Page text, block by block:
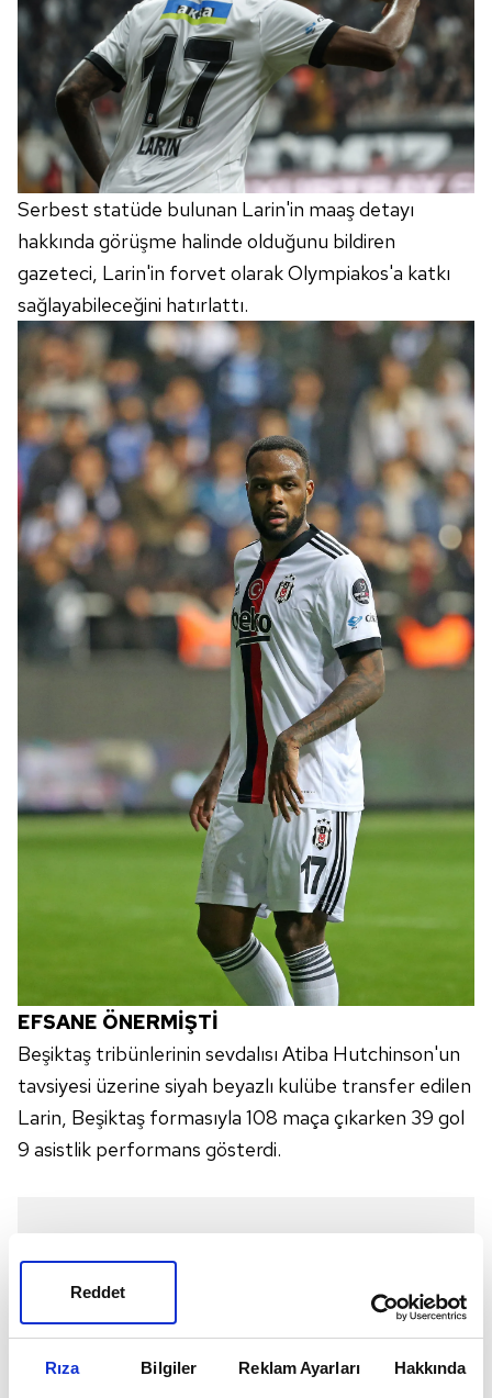
Rıza Bilgiler Reklam Ayarları Hakkında
Reddet
Serbest statüde bulunan Larin'in maaş detayı
hakkında görüşme halinde olduğunu bildiren
gazeteci, Larin'in forvet olarak Olympiakos'a katkı
sağlayabileceğini hatırlattı.
EFSANE ÖNERMİŞTİ
Beşiktaş tribünlerinin sevdalısı Atiba Hutchinson'un
tavsiyesi üzerine siyah beyazlı kulübe transfer edilen
Larin, Beşiktaş formasıyla 108 maça çıkarken 39 gol
9 asistlik performans gösterdi.